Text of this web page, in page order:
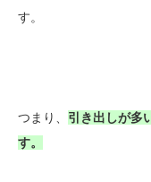
す。
つまり、 引き出しが多
す。